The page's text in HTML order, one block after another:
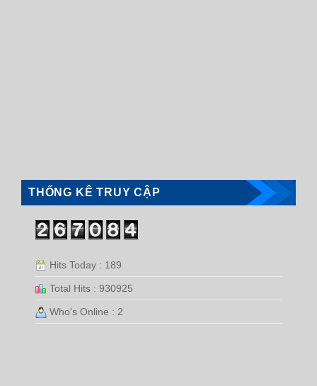
THỐNG KÊ TRUY CẬP
Hits Today : 189
Total Hits : 930925
Who's Online : 2